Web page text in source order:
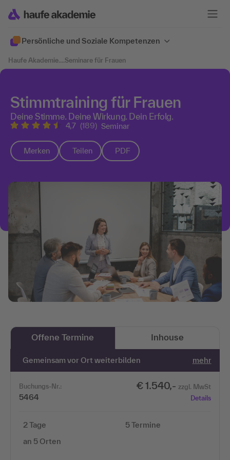
Persönliche und Soziale Kompetenzen
Haufe Akademie....Seminare für Frauen
Stimmtraining für Frauen
Deine Stimme. Deine Wirkung. Dein Erfolg.
4,7 (189) Seminar
Merken Teilen PDF
Offene Termine Inhouse
Gemeinsam vor Ort weiterbilden mehr
Buchungs-Nr.:
5464
€ 1.540,- zzgl. MwSt
Details
2 Tage
an 5 Orten
5 Termine